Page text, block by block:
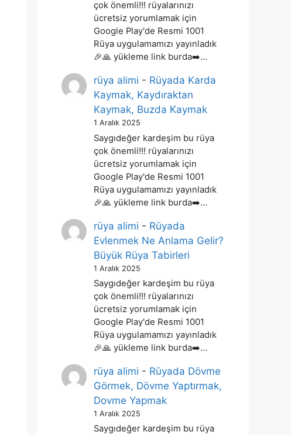
çok önemli!!! rüyalarınızı
ücretsiz yorumlamak için
Google Play'de Resmi 1001
Rüya uygulamamızı yayınladık
🎉🙏 yükleme link burda➡️…
rüya alimi - Rüyada Karda
Kaymak, Kaydıraktan
Kaymak, Buzda Kaymak
1 Aralık 2025
Saygıdeğer kardeşim bu rüya
çok önemli!!! rüyalarınızı
ücretsiz yorumlamak için
Google Play'de Resmi 1001
Rüya uygulamamızı yayınladık
🎉🙏 yükleme link burda➡️…
rüya alimi - Rüyada
Evlenmek Ne Anlama Gelir?
Büyük Rüya Tabirleri
1 Aralık 2025
Saygıdeğer kardeşim bu rüya
çok önemli!!! rüyalarınızı
ücretsiz yorumlamak için
Google Play'de Resmi 1001
Rüya uygulamamızı yayınladık
🎉🙏 yükleme link burda➡️…
rüya alimi - Rüyada Dövme
Görmek, Dövme Yaptırmak,
Dovme Yapmak
1 Aralık 2025
Saygıdeğer kardeşim bu rüya